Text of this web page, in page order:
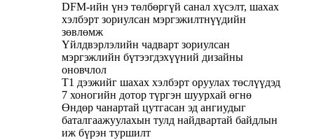
DFM-ийн үнэ төлбөргүй санал хүсэлт, шахах
хэлбэрт зориулсан мэргэжилтнүүдийн
зөвлөмж
Үйлдвэрлэлийн чадварт зориулсан
мэргэжлийн бүтээгдэхүүний дизайны
оновчлол
T1 дээжийг шахах хэлбэрт оруулах төслүүдэд
7 хоногийн дотор түргэн шуурхай өгнө
Өндөр чанартай цутгасан эд ангиудыг
баталгаажуулахын тулд найдвартай байдлын
иж бүрэн туршилт